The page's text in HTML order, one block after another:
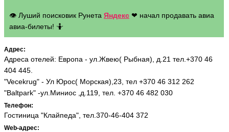
👁 Луший поисковик Рунета Яндекс ❤ начал продавать авиа
авиа-билеты! 🤷
Адрес:
Адреса отелей: Европа - ул.Жвею( Рыбная), д.21 тел.+370 46
404 445.
"Vecekrug" - Ул Юрос( Морская),23, тел +370 46 312 262
"Baltpark" -ул.Миниос ,д.119, тел. +370 46 482 030
Телефон:
Гостиница "Клайпеда", тел.370-46-404 372
Web-адрес: